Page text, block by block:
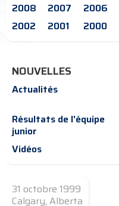
2008
2007 2006
2002
2001 2000
NOUVELLES
Actualités
Résultats de l'équipe
junior
Vidéos
31 octobre 1999
Calgary, Alberta